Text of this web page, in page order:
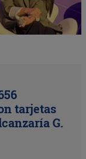
tarjetas
G.